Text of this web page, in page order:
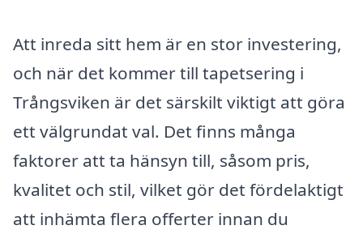
Att inreda sitt hem är en stor investering,
och när det kommer till tapetsering i
Trångsviken är det särskilt viktigt att göra
ett välgrundat val. Det finns många
faktorer att ta hänsyn till, såsom pris,
kvalitet och stil, vilket gör det fördelaktigt
att inhämta flera offerter innan du